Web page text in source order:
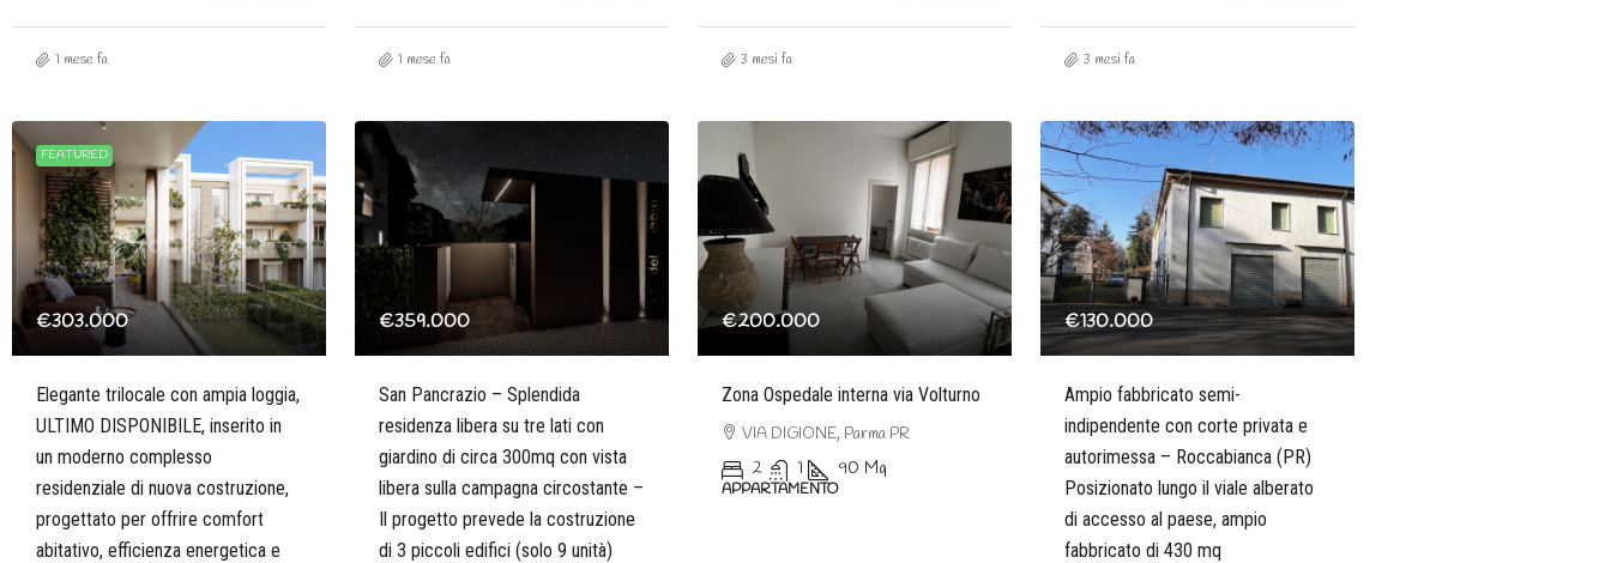
1 mese fa 1 mese fa 3 mesi fa 3 mesi fa
FEATURED
€303.000
Elegante trilocale con ampia loggia,
ULTIMO DISPONIBILE, inserito in
un moderno complesso
residenziale di nuova costruzione,
progettato per offrire comfort
abitativo, efficienza energetica e
€359.000
San Pancrazio – Splendida
residenza libera su tre lati con
giardino di circa 300mq con vista
libera sulla campagna circostante –
Il progetto prevede la costruzione
di 3 piccoli edifici (solo 9 unità)
€200.000
Zona Ospedale interna via Volturno
VIA DIGIONE, Parma PR
2 1 90 Mq
APPARTAMENTO
€130.000
Ampio fabbricato semi-
indipendente con corte privata e
autorimessa – Roccabianca (PR)
Posizionato lungo il viale alberato
di accesso al paese, ampio
fabbricato di 430 mq